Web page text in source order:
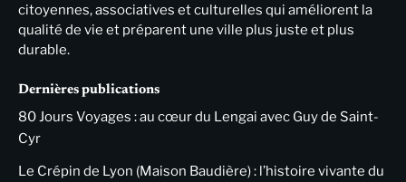
citoyennes, associatives et culturelles qui améliorent la
qualité de vie et préparent une ville plus juste et plus
durable.
Dernières publications
80 Jours Voyages : au cœur du Lengai avec Guy de Saint-
Cyr
Le Crépin de Lyon (Maison Baudière) : l’histoire vivante du